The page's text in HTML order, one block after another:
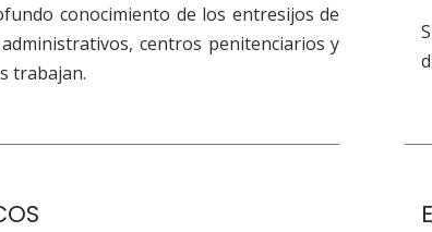
conocimiento de los entresijos de
centros penitenciarios y
trabajan.